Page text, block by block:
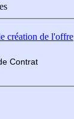
création de l'offre
Contrat